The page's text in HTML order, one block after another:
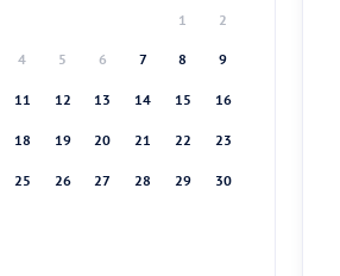
1 2
4 5 6 7 8 9
11 12 13 14 15 16
18 19 20 21 22 23
25 26 27 28 29 30